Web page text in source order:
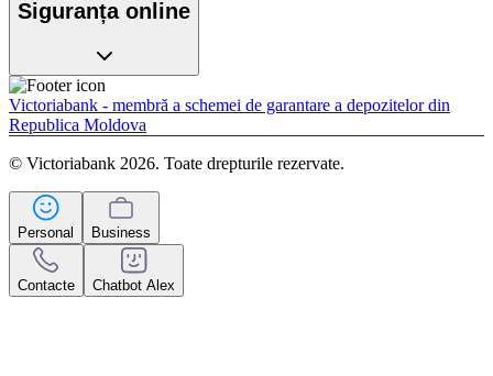
Siguranța online
Victoriabank - membră a schemei de garantare a depozitelor din
Republica Moldova
© Victoriabank 2026. Toate drepturile rezervate.
Personal Business
Contacte Chatbot Alex